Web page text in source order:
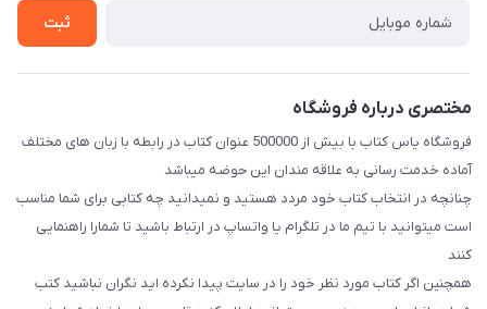
ثبت
مختصری درباره فروشگاه
فروشگاه یاس کتاب با بیش از 500000 عنوان کتاب در رابطه با زبان های مختلف
آماده خدمت رسانی به علاقه مندان این حوضه میباشد
چنانچه در انتخاب کتاب خود مردد هستید و نمیدانید چه کتابی برای شما مناسب
است میتوانید با تیم ما در تلگرام یا واتساپ در ارتباط باشید تا شما‌را راهنمایی
کنند
همچنین اگر کتاب مورد نظر خود را در سایت پیدا نکرده اید نگران نباشید کتب